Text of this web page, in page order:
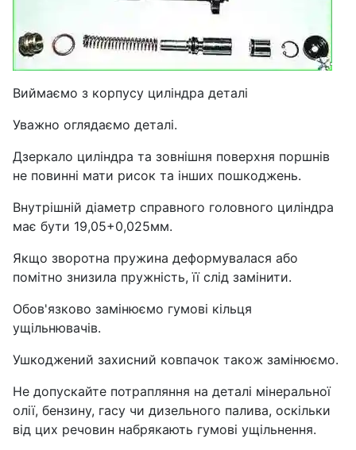
Виймаємо з корпусу циліндра деталі
Уважно оглядаємо деталі.
Дзеркало циліндра та зовнішня поверхня поршнів
не повинні мати рисок та інших пошкоджень.
Внутрішній діаметр справного головного циліндра
має бути 19,05+0,025мм.
Якщо зворотна пружина деформувалася або
помітно знизила пружність, її слід замінити.
Обов'язково замінюємо гумові кільця
ущільнювачів.
Ушкоджений захисний ковпачок також замінюємо.
Не допускайте потрапляння на деталі мінеральної
олії, бензину, гасу чи дизельного палива, оскільки
від цих речовин набрякають гумові ущільнення.